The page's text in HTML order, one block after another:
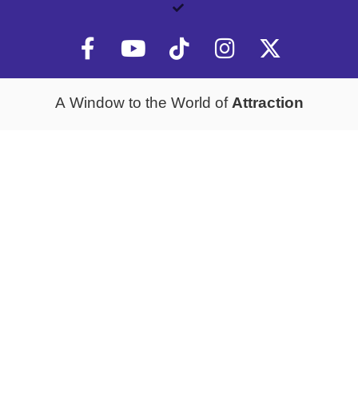
A Window to the World ofAttraction